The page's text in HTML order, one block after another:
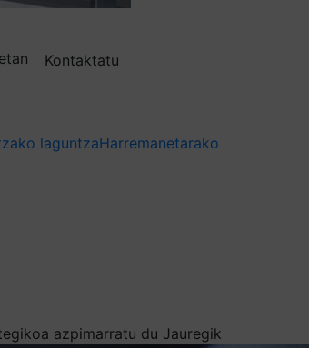
Kontaktatu
laguntzaHarremanetarako
azpimarratu du Jauregik